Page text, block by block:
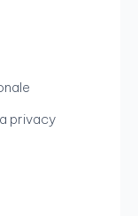
privacy